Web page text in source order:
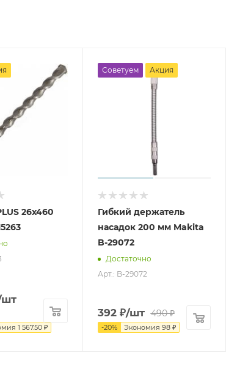
26x460
1 567.50 ₽
Советуем Акция
Гибкий держатель
насадок 200 мм Makita
B-29072
Достаточно
Арт.: B-29072
392₽/шт 490₽
-20% Экономия 98₽